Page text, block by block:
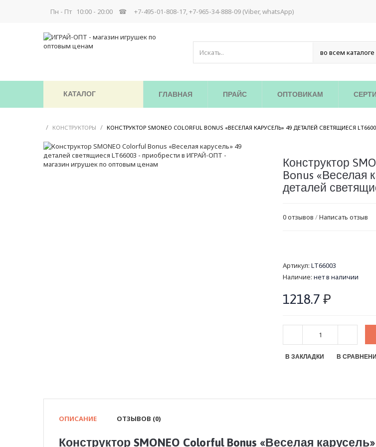
Пн - Пт 10:00 - 20:00 ☎ +7-495-01-808-17, +7-965-34-888-09 (Viber, whatsApp)
КАТАЛОГ ГЛАВНАЯ ПРАЙС ОПТОВИКАМ
/ КОНСТРУКТОРЫ / КОНСТРУКТОР SMONEO COLORFUL BONUS «ВЕСЕЛАЯ КАРУСЕЛЬ» 49 ДЕТАЛЕЙ СВЕТЯЩИЕСЯ
Конструктор
Bonus «Веселая
деталей
0 отзывов /Написать отзыв
Артикул: LT66003
Наличие: нет в наличии
1218.7 ₽
В ЗАКЛАДКИ В
ОПИСАНИЕ ОТЗЫВОВ (0)
Конструктор SMONEO Colorful Bonus «Веселая